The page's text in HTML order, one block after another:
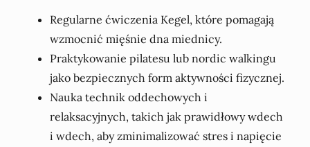
Regularne ćwiczenia Kegel, które pomagają
wzmocnić mięśnie dna miednicy.
Praktykowanie pilatesu lub nordic walkingu
jako bezpiecznych form aktywności fizycznej.
Nauka technik oddechowych i
relaksacyjnych, takich jak prawidłowy wdech
i wdech, aby zminimalizować stres i napięcie